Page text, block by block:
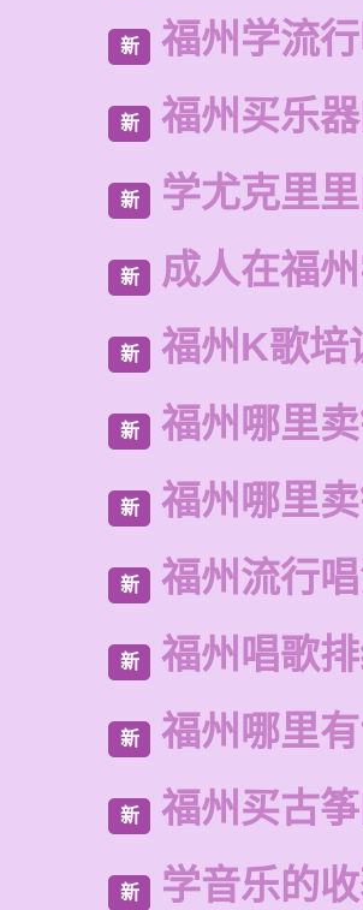
新 福州学流
新 福州买乐
新 学尤克里
新 成人在福
新 福州K歌培
新 福州哪里
新 福州哪里
新 福州流行
新 福州唱歌
新 福州哪里
新 福州买古
新 学音乐的